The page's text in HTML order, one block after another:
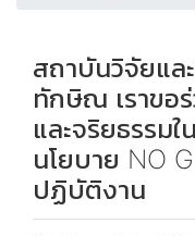
สถาบันวิจัยแล
ทักษิณ เราขอ
และจริยธรรม
นโยบาย NO
ปฏิบัติงาน